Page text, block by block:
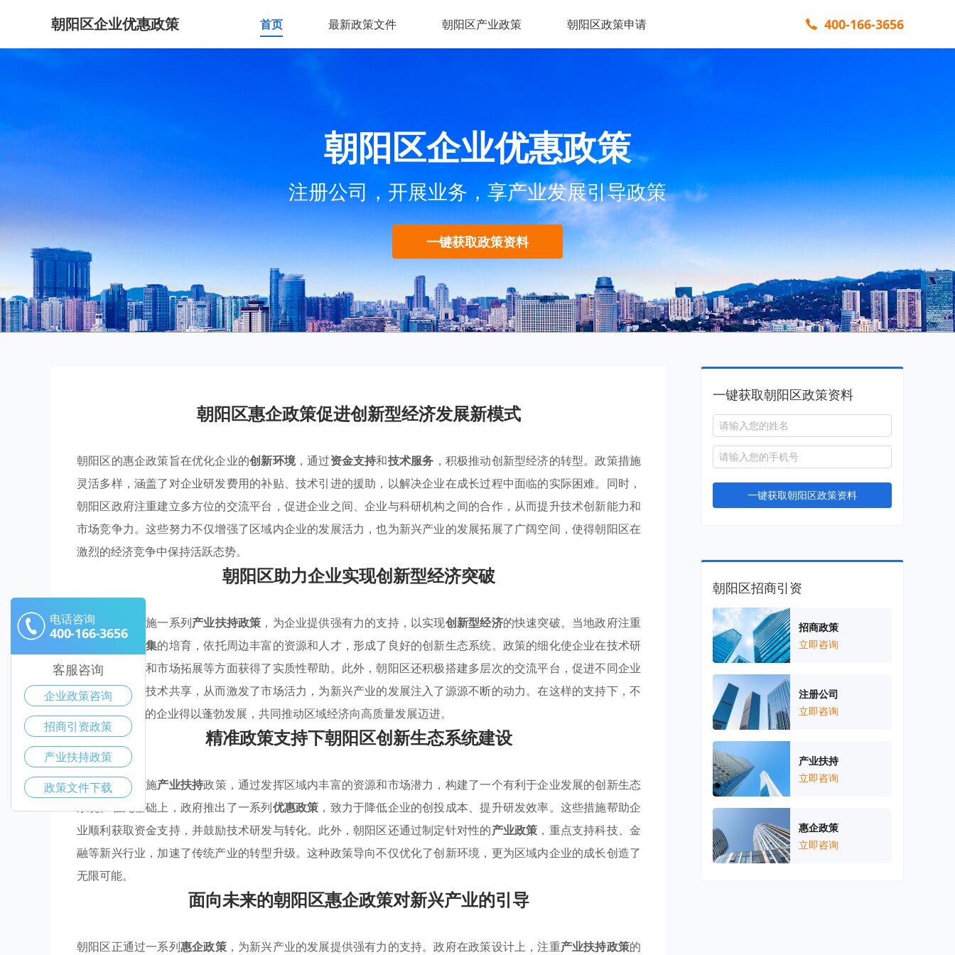
朝阳区企业优惠政策 首页 最新政策文件 朝阳区产业政策 朝阳区政策申请 400-166-3656
朝阳区企业优惠政策
注册公司，开展业务，享产业发展引导政策
一键获取政策资料
朝阳区惠企政策促进创新型经济发展新模式
朝阳区的惠企政策旨在优化企业的创新环境，通过资金支持和技术服务 ，积极推动创新型经济的转型。政策措施
灵活多样，涵盖了对企业研发费用的补贴、技术引进的援助，以解决企业在成长过程中面临的实际困难。同时，
朝阳区政府注重建立多方位的交流平台，促进企业之间、企业与科研机构之间的合作，从而提升技术创新能力和
市场竞争力。这些努力不仅增强了区域内企业的发展活力，也为新兴产业的发展拓展了广阔空间，使得朝阳区在
激烈的经济竞争中保持活跃态势。
朝阳区助力企业实现创新型经济突破
朝阳区通过实施一系列产业扶持政策 ，为企业提供强有力的支持，以实现创新型经济的快速突破。当地政府注重
优势产业聚集的培育，依托周边丰富的资源和人才，形成了良好的创新生态系统。政策的细化使企业在技术研
发、资金筹措和市场拓展等方面获得了实质性帮助。此外，朝阳区还积极搭建多层次的交流平台，促进不同企业
之间的合作与技术共享，从而激发了市场活力，为新兴产业的发展注入了源源不断的动力。在这样的支持下，不
同规模和类型的企业得以蓬勃发展，共同推动区域经济向高质量发展迈进。
精准政策支持下朝阳区创新生态系统建设
朝阳区积极实施产业扶持政策，通过发挥区域内丰富的资源和市场潜力，构建了一个有利于企业发展的创新生态
系统。在此基础上，政府推出了一系列优惠政策 ，致力于降低企业的创投成本、提升研发效率。这些措施帮助企
业顺利获取资金支持，并鼓励技术研发与转化。此外，朝阳区还通过制定针对性的产业政策 ，重点支持科技、金
融等新兴行业，加速了传统产业的转型升级。这种政策导向不仅优化了创新环境，更为区域内企业的成长创造了
无限可能。
面向未来的朝阳区惠企政策对新兴产业的引导
朝阳区正通过一系列惠企政策，为新兴产业的发展提供强有力的支持。政府在政策设计上，注重产业扶持政策的
一键获取朝阳区政策资料
一键获取朝阳区政策资料
朝阳区招商引资
招商政策
立即咨询
注册公司
立即咨询
产业扶持
立即咨询
惠企政策
立即咨询
电话咨询
400-166-3656
客服咨询
企业政策咨询
招商引资政策
产业扶持政策
政策文件下载